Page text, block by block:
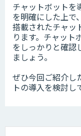
チャットボットを
を明確にした上で
搭載されたチャッ
ります。チャット
をしっかりと確認
ましょう。
ぜひ今回ご紹介し
トの導入を検討し